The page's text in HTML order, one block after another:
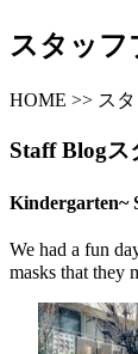
スタッフ
HOME >> スタ
Staff Blogス
Kindergarten~
We had a fun
masks that they